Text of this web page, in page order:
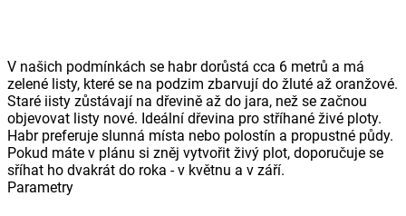
V našich podmínkách se habr dorůstá cca 6 metrů a má
zelené listy, které se na podzim zbarvují do žluté až oranžové.
Staré iisty zůstávají na dřevině až do jara, než se začnou
objevovat listy nové. Ideální dřevina pro stříhané živé ploty.
Habr preferuje slunná místa nebo polostín a propustné půdy.
Pokud máte v plánu si zněj vytvořit živý plot, doporučuje se
sříhat ho dvakrát do roka - v květnu a v září.
Parametry